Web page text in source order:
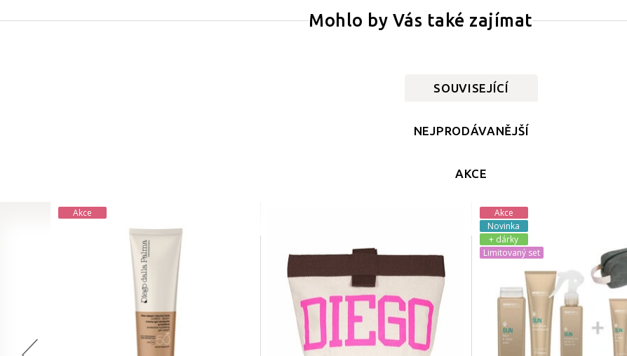
Mohlo by Vás také zajímat
SOUVISEJÍCÍ
NEJPRODÁVANĚJŠÍ
AKCE
Akce
Akce
Novinka
+ dárky
Limitovaný set